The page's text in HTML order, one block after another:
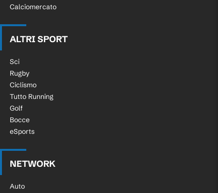
Calciomercato
ALTRI SPORT
Sci
Rugby
Ciclismo
Tutto Running
Golf
Bocce
eSports
NETWORK
Auto